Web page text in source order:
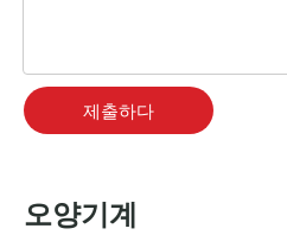
제출하다
오양기계